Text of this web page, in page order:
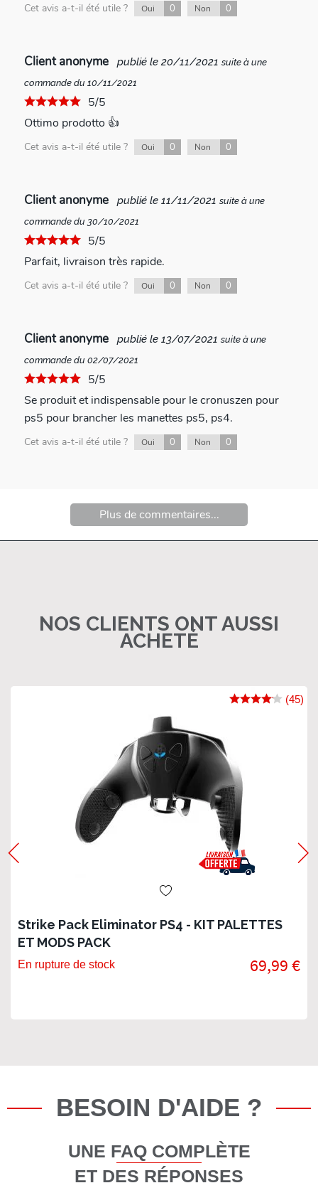
Cet avis a-t-il été utile ? Oui 0 Non 0
Client anonyme publié le 20/11/2021 suite à une
commande du 10/11/2021
5/5
Ottimo prodotto 👍
Cet avis a-t-il été utile ? Oui 0 Non 0
Client anonyme publié le 11/11/2021 suite à une
commande du 30/10/2021
5/5
Parfait, livraison très rapide.
Cet avis a-t-il été utile ? Oui 0 Non 0
Client anonyme publié le 13/07/2021 suite à une
commande du 02/07/2021
5/5
Se produit et indispensable pour le cronuszen pour
ps5 pour brancher les manettes ps5, ps4.
Cet avis a-t-il été utile ? Oui 0 Non 0
Plus de commentaires...
NOS CLIENTS ONT AUSSI
ACHETÉ
Strike Pack Eliminator PS4 - KIT PALETTES
ET MODS PACK
(45)
En rupture de stock 69,99 €
BESOIN D'AIDE ?
UNE FAQ COMPLÈTE
ET DES RÉPONSES